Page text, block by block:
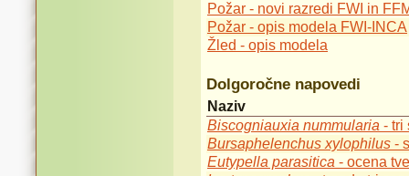
Požar - novi razredi FWI in
Požar - opis modela FWI-INCA
Žled - opis modela
Dolgoročne napovedi
Naziv
Biscogniauxia nummularia - tri
Bursaphelenchus xylophilus -
Eutypella parasitica - ocena